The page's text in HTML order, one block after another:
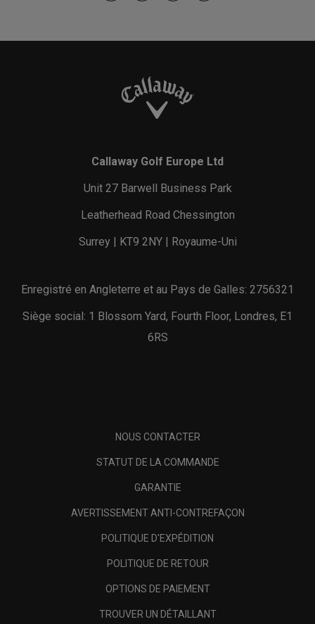
Callaway Golf Europe Ltd
Unit 27 Barwell Business Park
Leatherhead Road Chessington
Surrey | KT9 2NY | Royaume-Uni
Enregistré en Angleterre et au Pays de Galles: 2756321
Siège social: 1 Blossom Yard, Fourth Floor, Londres, E1
6RS
NOUS CONTACTER
STATUT DE LA COMMANDE
GARANTIE
AVERTISSEMENT ANTI-CONTREFAÇON
POLITIQUE D'EXPÉDITION
POLITIQUE DE RETOUR
OPTIONS DE PAIEMENT
TROUVER UN DÉTAILLANT